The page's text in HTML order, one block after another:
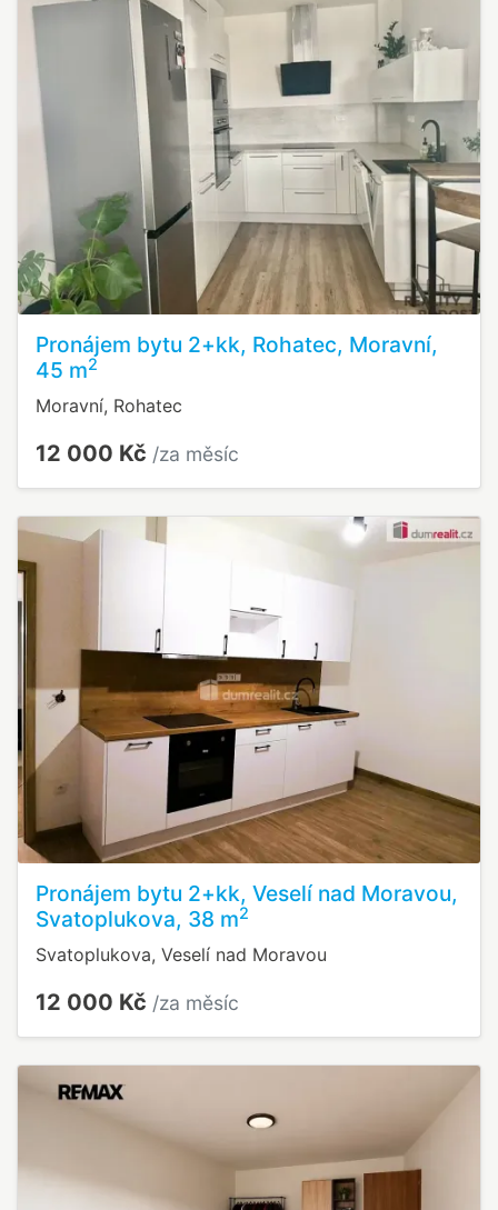
Pronájem bytu 2+kk, Rohatec, Moravní,
45 m2
Moravní, Rohatec
12 000 Kč /za měsíc
Pronájem bytu 2+kk, Veselí nad Moravou,
Svatoplukova, 38 m2
Svatoplukova, Veselí nad Moravou
12 000 Kč /za měsíc